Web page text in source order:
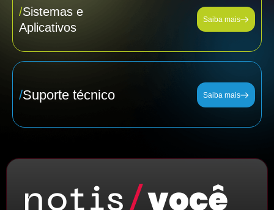
/Sistemas e
Aplicativos
Saiba mais
/Suporte técnico Saiba mais